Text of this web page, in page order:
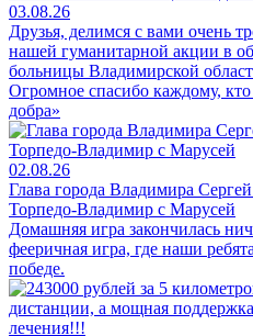
03.08.26
Друзья, делимся с вами очень
нашей гуманитарной акции в
больницы Владимирской
Огромное спасибо каждому,
добра»
02.08.26
Глава города Владимира
Торпедо-Владимир с Марусей
Домашняя игра закончилась
фееричная игра, где наши
победе.